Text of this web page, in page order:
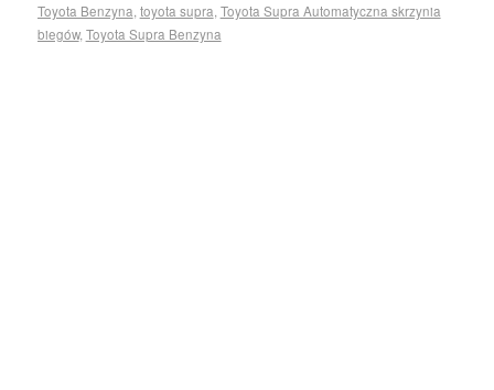
Toyota Benzyna toyota supra Toyota Supra Automatyczna skrzynia
biegów, Toyota Supra Benzyna